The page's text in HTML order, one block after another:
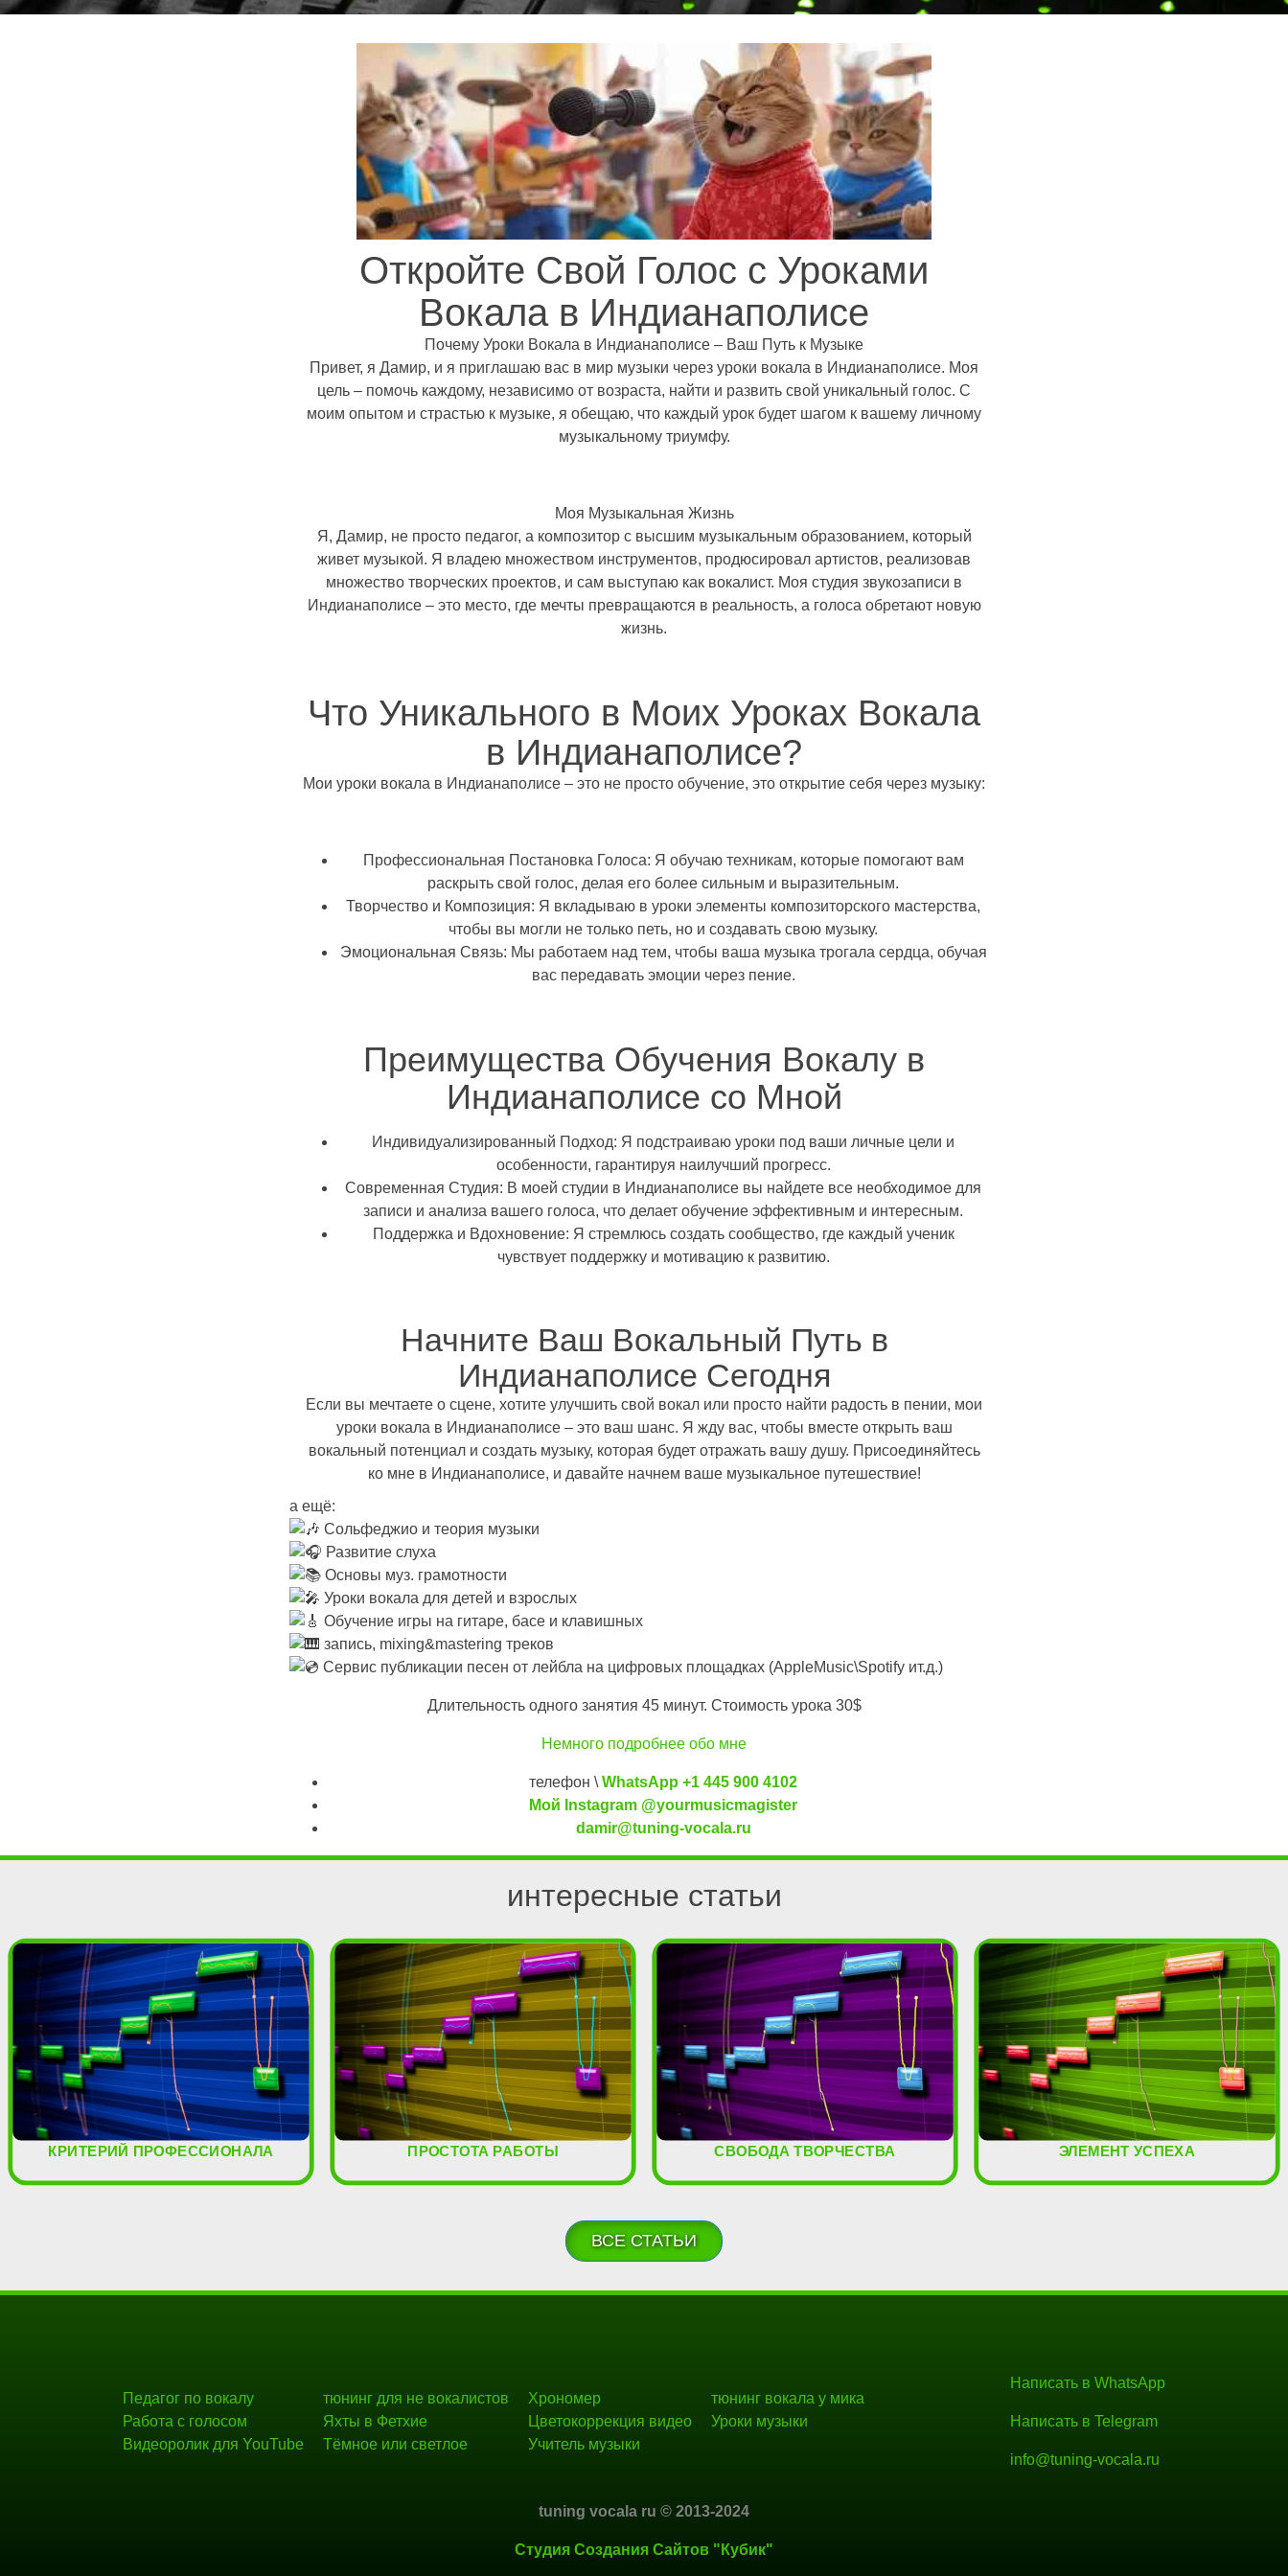
Откройте Свой Голос с Уроками
Вокала в Индианаполисе
Почему Уроки Вокала в Индианаполисе – Ваш Путь к Музыке
Привет, я Дамир, и я приглашаю вас в мир музыки через уроки вокала в Индианаполисе. Моя
цель – помочь каждому, независимо от возраста, найти и развить свой уникальный голос. С
моим опытом и страстью к музыке, я обещаю, что каждый урок будет шагом к вашему личному
музыкальному триумфу.
Моя Музыкальная Жизнь
Я, Дамир, не просто педагог, а композитор с высшим музыкальным образованием, который
живет музыкой. Я владею множеством инструментов, продюсировал артистов, реализовав
множество творческих проектов, и сам выступаю как вокалист. Моя студия звукозаписи в
Индианаполисе – это место, где мечты превращаются в реальность, а голоса обретают новую
жизнь.
Что Уникального в Моих Уроках Вокала
в Индианаполисе?
Мои уроки вокала в Индианаполисе – это не просто обучение, это открытие себя через музыку:
Профессиональная Постановка Голоса: Я обучаю техникам, которые помогают вам
раскрыть свой голос, делая его более сильным и выразительным.
Творчество и Композиция: Я вкладываю в уроки элементы композиторского мастерства,
чтобы вы могли не только петь, но и создавать свою музыку.
Эмоциональная Связь: Мы работаем над тем, чтобы ваша музыка трогала сердца, обучая
вас передавать эмоции через пение.
Преимущества Обучения Вокалу в
Индианаполисе со Мной
Индивидуализированный Подход: Я подстраиваю уроки под ваши личные цели и
особенности, гарантируя наилучший прогресс.
Современная Студия: В моей студии в Индианаполисе вы найдете все необходимое для
записи и анализа вашего голоса, что делает обучение эффективным и интересным.
Поддержка и Вдохновение: Я стремлюсь создать сообщество, где каждый ученик
чувствует поддержку и мотивацию к развитию.
Начните Ваш Вокальный Путь в
Индианаполисе Сегодня
Если вы мечтаете о сцене, хотите улучшить свой вокал или просто найти радость в пении, мои
уроки вокала в Индианаполисе – это ваш шанс. Я жду вас, чтобы вместе открыть ваш
вокальный потенциал и создать музыку, которая будет отражать вашу душу. Присоединяйтесь
ко мне в Индианаполисе, и давайте начнем ваше музыкальное путешествие!
а ещё:
Сольфеджио и теория музыки
Развитие слуха
Основы муз. грамотности
Уроки вокала для детей и взрослых
Обучение игры на гитаре, басе и клавишных
запись, mixing&mastering треков
Сервис публикации песен от лейбла на цифровых площадках (AppleMusic\Spotify ит.д.)
Длительность одного занятия 45 минут. Стоимость урока 30$
Немного подробнее обо мне
телефон \ WhatsApp +1 445 900 4102
Мой Instagram @yourmusicmagister
damir@tuning-vocala.ru
интересные статьи
КРИТЕРИЙ ПРОФЕССИОНАЛА ПРОСТОТА РАБОТЫ СВОБОДА ТВОРЧЕСТВА ЭЛЕМЕНТ УСПЕХА
ВСЕ СТАТЬИ
Педагог по вокалу
Работа с голосом
Видеоролик для YouTube
тюнинг для не вокалистов
Яхты в Фетхие
Тёмное или светлое
Хрономер
Цветокоррекция видео
Учитель музыки
тюнинг вокала у мика
Уроки музыки
Написать в WhatsApp
Написать в Telegram
info@tuning-vocala.ru
tuning vocala ru © 2013-2024
Cтудия Создания Сайтов "Кубик"